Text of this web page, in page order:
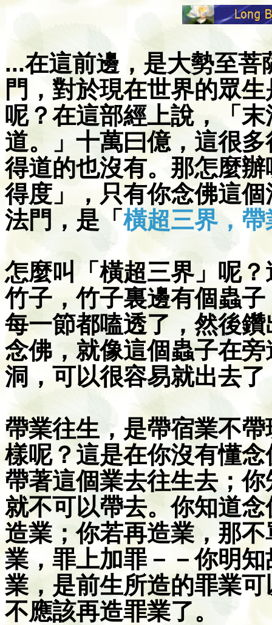
...在這前邊，是大勢至
門，對於現在世界的眾
呢？在這部經上說，「
道。」十萬曰億，這很
得道的也沒有。那怎麼
得度」，只有你念佛這
法門，是「 橫超三界，帶
怎麼叫「橫超三界」呢
竹子，竹子裏邊有個蟲
每一節都嗑透了，然後
念佛，就像這個蟲子在
洞，可以很容易就出去
帶業往生，是帶宿業不
樣呢？這是在你沒有懂
帶著這個業去往生去；
就不可以帶去。你知道
造業；你若再造業，那
業，罪上加罪－－你明
業，是前生所造的罪業
不應該再造罪業了。